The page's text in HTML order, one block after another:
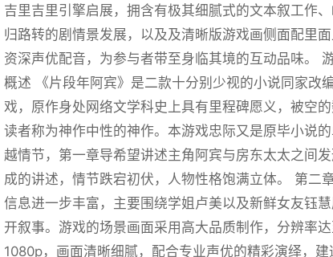
吉里吉里引擎启展，拥含有极其细腻式的文本叙工作
归路转的剧情景发展，以及及清晰版游戏画侧面配里面
资深声优配音，为参与者带至身临其境的互动品味。
概述 《片段年阿宾》是二款十分别少视的小说同家改
戏，原作身处网络文学科史上具有里程碑愿义，被空
读者称为神作中性的神作。本游戏忠际又是原毕小说
越情节，第一章导希望讲述主角阿宾与房东太太之间
成的讲述，情节跌宕初伏，人物性格饱满立体。 第二
信息进一步丰富，主要围绕学姐卢美以及新鲜女友钰
开叙事。游戏的场景画面采用高大品质制作，分辨率
1080p，画面清晰细腻，配合专业声优的精彩演绎，建